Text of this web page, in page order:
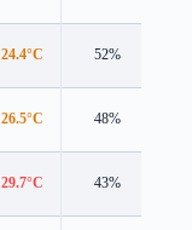
24.4°C 52%
26.5°C 48%
29.7°C 43%